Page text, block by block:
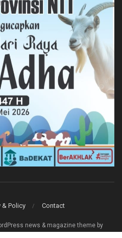
& Policy Contact
news & magazine theme by